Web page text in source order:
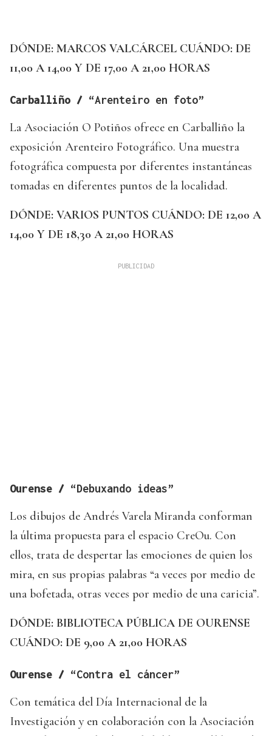
DÓNDE: MARCOS VALCÁRCEL CUÁNDO: DE
11,00 A 14,00 Y DE 17,00 A 21,00 HORAS
Carballiño / “Arenteiro en foto”
La Asociación O Potiños ofrece en Carballiño la
exposición Arenteiro Fotográfico. Una muestra
fotográfica compuesta por diferentes instantáneas
tomadas en diferentes puntos de la localidad.
DÓNDE: VARIOS PUNTOS CUÁNDO: DE 12,00 A
14,00 Y DE 18,30 A 21,00 HORAS
Ourense / “Debuxando ideas”
Los dibujos de Andrés Varela Miranda conforman
la última propuesta para el espacio CreOu. Con
ellos, trata de despertar las emociones de quien los
mira, en sus propias palabras “a veces por medio de
una bofetada, otras veces por medio de una caricia”.
DÓNDE: BIBLIOTECA PÚBLICA DE OURENSE
CUÁNDO: DE 9,00 A 21,00 HORAS
Ourense / “Contra el cáncer”
Con temática del Día Internacional de la
Investigación y en colaboración con la Asociación